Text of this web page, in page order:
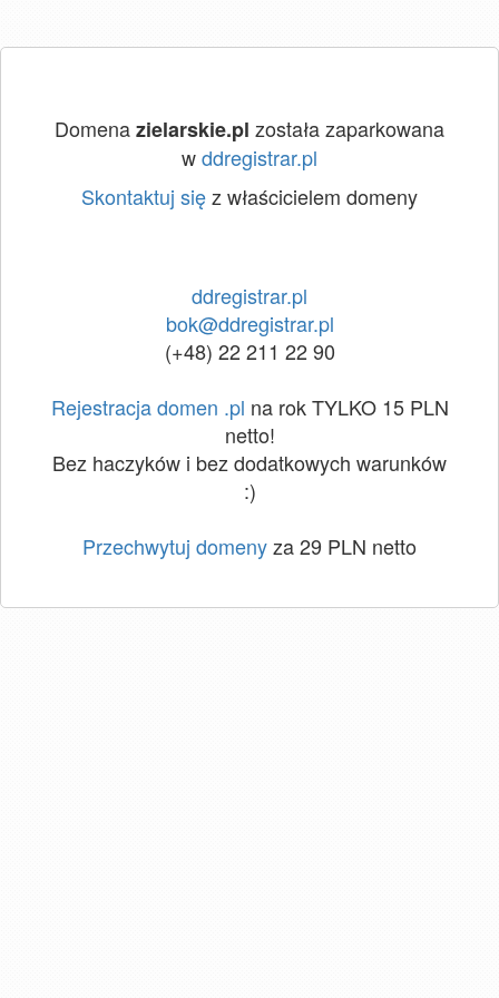
Domenazielarskie.pl została zaparkowana
wddregistrar.pl
Skontaktuj sięz właścicielem domeny
ddregistrar.pl
bok@ddregistrar.pl
(+48) 22 211 22 90
Rejestracja domen .pl na rok TYLKO 15 PLN
netto!
Bez haczyków i bez dodatkowych warunków
:)
Przechwytuj domenyza 29 PLN netto